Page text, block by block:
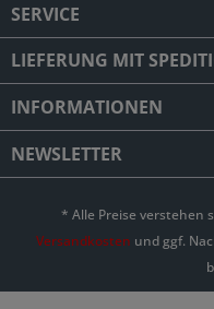
SERVICE
LIEFERUNG MIT
INFORMATIONEN
NEWSLETTER
* Alle Preise verstehen
Versandkosten und ggf.